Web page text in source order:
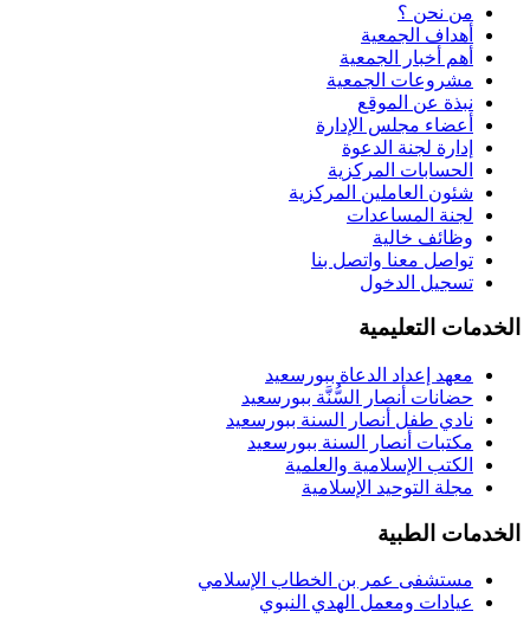
من نحن ؟
أهداف الجمعية
أهم أخبار الجمعية
مشروعات الجمعية
نبذة عن الموقع
أعضاء مجلس الإدارة
إدارة لجنة الدعوة
الحسابات المركزية
شئون العاملين المركزية
لجنة المساعدات
وظائف خالية
تواصل معنا واتصل بنا
تسجيل الدخول
الخدمات التعليمية
معهد إعداد الدعاة ببورسعيد
حضانات أنصار السُّنَّة ببورسعيد
نادي طفل أنصار السنة ببورسعيد
مكتبات أنصار السنة ببورسعيد
الكتب الإسلامية والعلمية
مجلة التوحيد الإسلامية
الخدمات الطبية
مستشفى عمر بن الخطاب الإسلامي
عيادات ومعمل الهدي النبوي